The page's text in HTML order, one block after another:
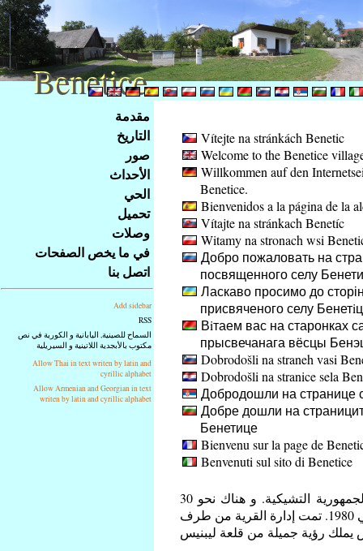
základní
strana
مقدمة
التاريخ
صور
الأحداث
الحي
تحميل
وصلات
في ما يخص الصفحات
اتصل بنا
Add sidebar
RSS
السماح للصينية, اليابانية و الكورية في نص
مكتوب بالأبجدية اللاتينية و السيريلية
Allow Thai in text writen by latin and
cyrillic alphabet
Allow Armenian and Georgian in text
writen by latin and cyrillic alphabet
Vítejte na stránkách Benetic
Welcome to the Benetice
Willkommen auf den
Benetice.
Bienvenidos a la página de la
Vítajte na stránkach Benetíc
Witamy na stronach wsi
Добро пожаловать на
посвященного селу
Ласкаво просимо до
присвяченого селу
Вiтаем вас на старонках
прысвечанага вёсцы
Dobrodošli na straneh vasi
Dobrodošli na stranice sela
Добродошли на странице
Добре дошли на
Бенетице
Bienvenu sur la page de
Benvenuti sul sito di Benetice
بنتيس هي قرية قرب بلدة سفيتلا ناد سزافو. في منطقة فيسوشينا في الجمهورية التشيكية. و هناك نحو 30
شخصا يعيشون في بنتيس. القرية أصبحت جزءا من بلدة سفتلا ناد سزافو في 1980. تمت إدارة القرية من طرف
Benetice
Benetice